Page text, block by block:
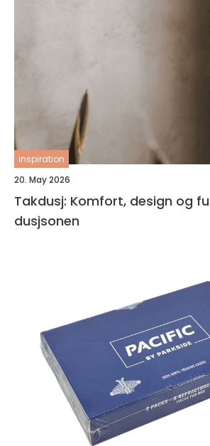
inspiration
20. May 2026
Takdusj: Komfort, design og
dusjsonen